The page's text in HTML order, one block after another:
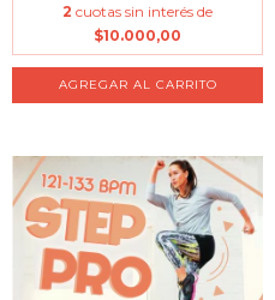
2 cuotas sin interés de
$10.000,00